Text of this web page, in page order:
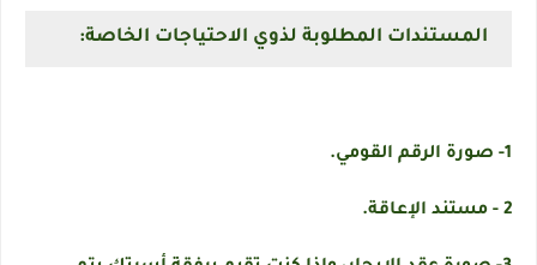
المستندات المطلوبة لذوي الاحتياجات الخاصة:
1- صورة الرقم القومي.
2 - مستند الإعاقة.